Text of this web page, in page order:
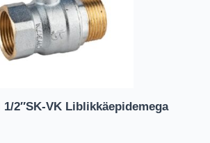
2″SK-VK Liblikkäepidemega